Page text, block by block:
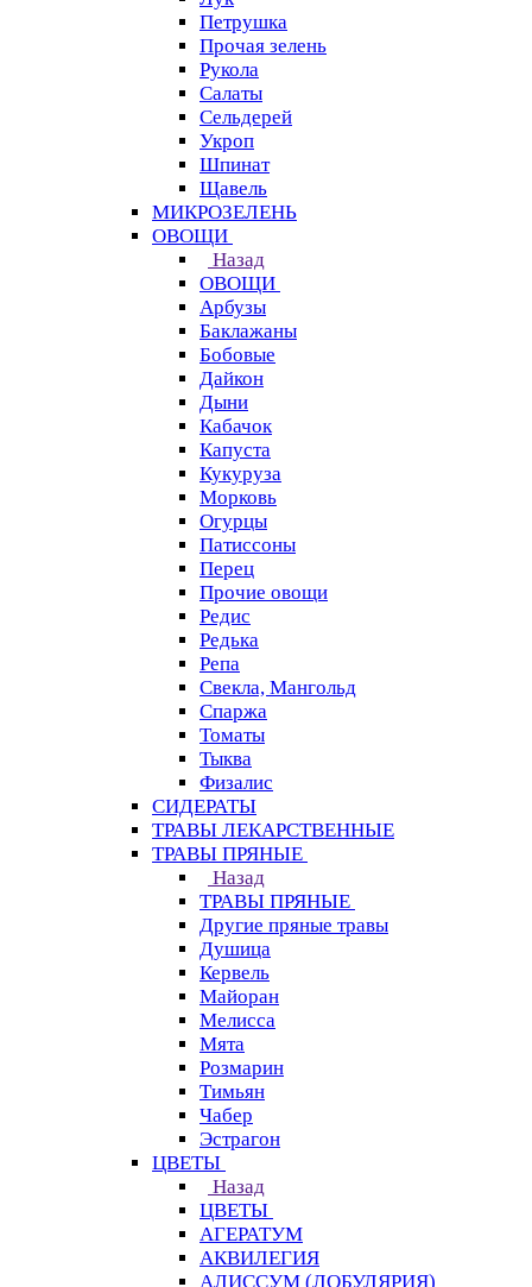
Петрушка
Прочая зелень
Рукола
Салаты
Сельдерей
Укроп
Шпинат
Щавель
МИКРОЗЕЛЕНЬ
ОВОЩИ
Назад
ОВОЩИ
Арбузы
Баклажаны
Бобовые
Дайкон
Дыни
Кабачок
Капуста
Кукуруза
Морковь
Огурцы
Патиссоны
Перец
Прочие овощи
Редис
Редька
Репа
Свекла, Мангольд
Спаржа
Томаты
Тыква
Физалис
СИДЕРАТЫ
ТРАВЫ ЛЕКАРСТВЕННЫЕ
ТРАВЫ ПРЯНЫЕ
Назад
ТРАВЫ ПРЯНЫЕ
Другие пряные травы
Душица
Кервель
Майоран
Мелисса
Мята
Розмарин
Тимьян
Чабер
Эстрагон
ЦВЕТЫ
Назад
ЦВЕТЫ
АГЕРАТУМ
АКВИЛЕГИЯ
АЛИССУМ (ЛОБУЛЯРИЯ)